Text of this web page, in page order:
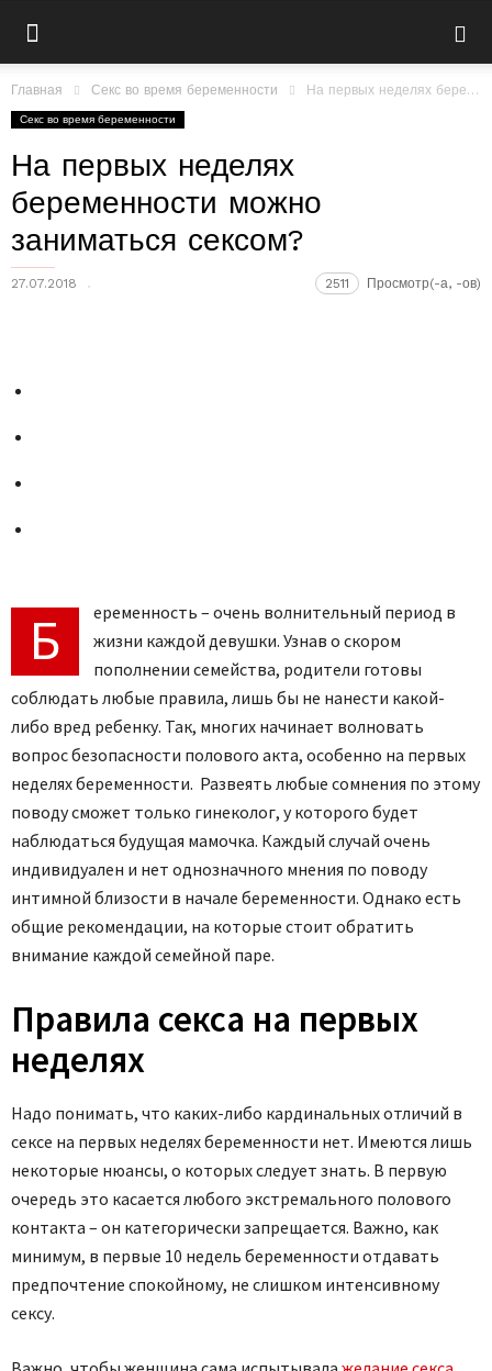
Главная Секс во время беременности На первых неделях беременности можно заниматься сексом?
Секс во время беременности
На первых неделях
беременности можно
заниматься сексом?
27.07.2018 2511 Просмотр(-а, -ов)
Б
еременность – очень волнительный период в
жизни каждой девушки. Узнав о скором
пополнении семейства, родители готовы
соблюдать любые правила, лишь бы не нанести какой-
либо вред ребенку. Так, многих начинает волновать
вопрос безопасности полового акта, особенно на первых
неделях беременности. Развеять любые сомнения по этому
поводу сможет только гинеколог, у которого будет
наблюдаться будущая мамочка. Каждый случай очень
индивидуален и нет однозначного мнения по поводу
интимной близости в начале беременности. Однако есть
общие рекомендации, на которые стоит обратить
внимание каждой семейной паре.
Правила секса на первых
неделях
Надо понимать, что каких-либо кардинальных отличий в
сексе на первых неделях беременности нет. Имеются лишь
некоторые нюансы, о которых следует знать. В первую
очередь это касается любого экстремального полового
контакта – он категорически запрещается. Важно, как
минимум, в первые 10 недель беременности отдавать
предпочтение спокойному, не слишком интенсивному
сексу.